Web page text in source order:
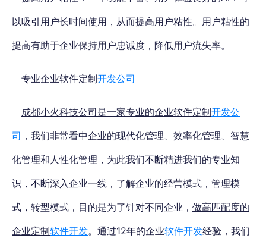
以吸引用户长时间使用，从而提高用户粘性。用户粘性的
提高有助于企业保持用户忠诚度，降低用户流失率。
专业企业软件定制开发公司
成都小火科技公司是一家专业的企业软件定制开发公
司 ，我们非常看中企业的现代化管理、效率化管理、智慧
化管理和人性化管理 ，为此我们不断精进我们的专业知
识，不断深入企业一线，了解企业的经营模式，管理模
式，转型模式，目的是为了针对不同企业， 做高匹配度的
企业定制软件开发。通过12年的企业软件开发经验，我们